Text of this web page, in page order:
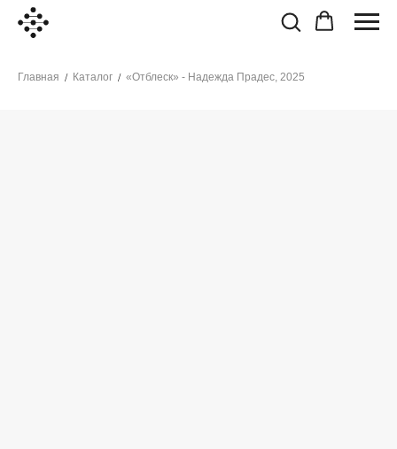
Главная / Каталог / «Отблеск» - Надежда Прадес, 2025